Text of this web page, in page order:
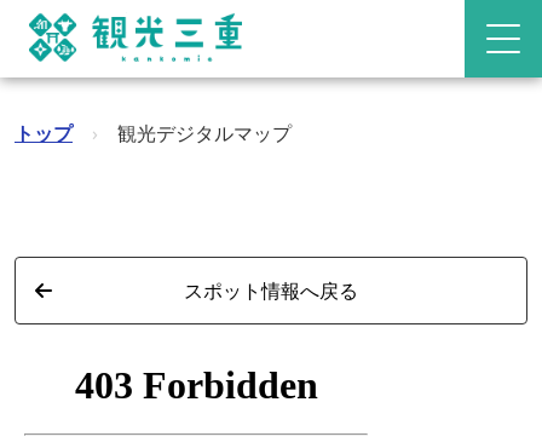
トップ › 観光デジタルマップ
スポット情報へ戻る